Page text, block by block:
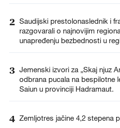
2 Saudijski prestolonaslednik i
razgovarali o najnovijim
unapređenju bezbednosti u
3 Jemenski izvori za „Skaj njuz
odbrana pucala na bespilotne
Saiun u provinciji Hadramaut.
4 Zemljotres jačine 4,2 stepena